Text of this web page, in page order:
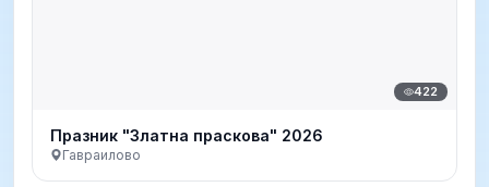
422
Празник "Златна праскова" 2026
Гавраилово